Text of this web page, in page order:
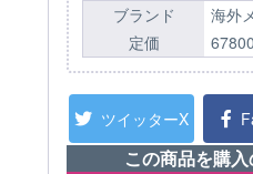
ブランド
海外
定価
ツイッターX
この商品を購